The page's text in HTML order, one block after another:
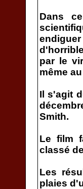
Dans
par le
même
Il s'agit
Smith.
Le film
classé
Les
plaies